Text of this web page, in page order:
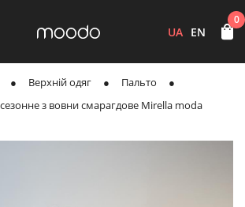
UA EN
0
Верхній одяг
Пальто
з вовни смарагдове Mirella moda